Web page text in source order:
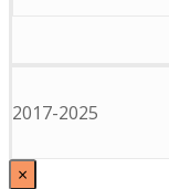
2017-2025
×